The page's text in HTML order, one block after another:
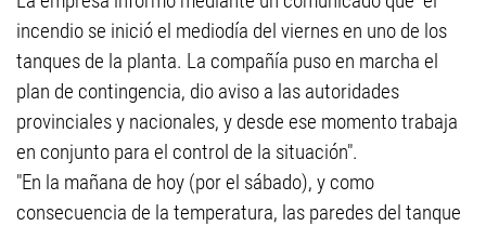
incendio se inició el mediodía del viernes en uno de los
tanques de la planta. La compañía puso en marcha el
plan de contingencia, dio aviso a las autoridades
provinciales y nacionales, y desde ese momento trabaja
en conjunto para el control de la situación".
"En la mañana de hoy (por el sábado), y como
consecuencia de la temperatura, las paredes del tanque